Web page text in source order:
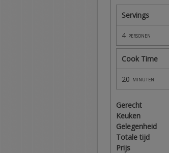
Servings
4 personen
Cook Time
20 minuten
Gerecht
Keuken
Gelegenheid
Totale tijd
Prijs